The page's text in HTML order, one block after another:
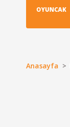
OYUNCAK
Anasayfa